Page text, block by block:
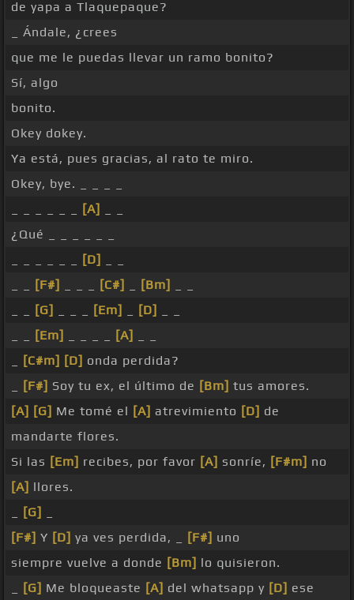
de yapa a Tlaquepaque?
_ Ándale, ¿crees
que me le puedas llevar un ramo bonito?
Sí, algo
bonito.
Okey dokey.
Ya está, pues gracias, al rato te miro.
Okey, bye. _ _ _ _
[A]
¿Qué _ _ _ _ _ _
[D]
[F#] [C#] [Bm]
[G] [Em] [D]
[Em] [A]
[C#m] [D] onda perdida?
[F#] Soy tu ex, el último de [Bm] tus amores.
[A] [G] Me tomé el [A] atrevimiento [D] de
mandarte flores.
Si las [Em] recibes, por favor [A] sonríe, [F#m] no
[A] llores.
[G]
[F#] Y [D] ya ves perdida, _ [F#] uno
siempre vuelve a donde [Bm] lo quisieron.
[G] Me bloqueaste [A] del whatsapp y [D] ese